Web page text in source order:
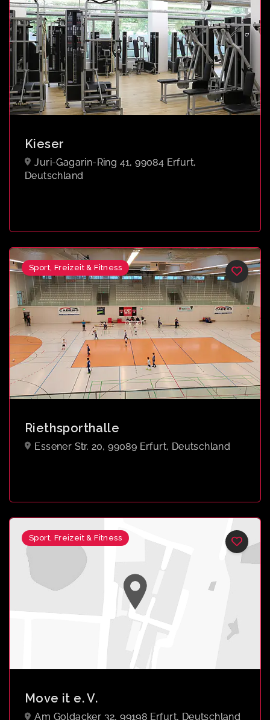
Kieser
Juri-Gagarin-Ring 41, 99084 Erfurt,
Deutschland
Sport, Freizeit & Fitness
Riethsporthalle
Essener Str. 20, 99089 Erfurt, Deutschland
Sport, Freizeit & Fitness
Move it e. V.
Am Goldacker 32, 99198 Erfurt, Deutschland